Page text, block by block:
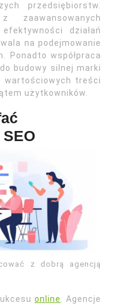
przedsiębiorstw.
działań
na podejmowanie
Ponadto współpraca
budowy silnej marki
wartościowych treści
użytkowników.
z dobrą agencją
online
. Agencje